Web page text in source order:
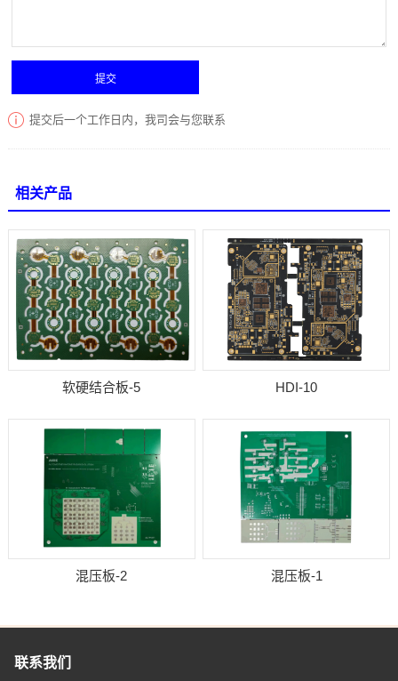
提交后一个工作日内，我司会与您联系
相关产品
软硬结合板-5 HDI-10
混压板-2 混压板-1
联系我们